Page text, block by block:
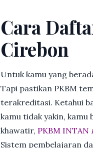
Cara
Cirebon
Untuk kamu yang
Tapi pastikan PKBM
terakreditasi. Ketahui
kamu tidak yakin,
khawatir, PKBM INTAN
Sistem pembelajaran